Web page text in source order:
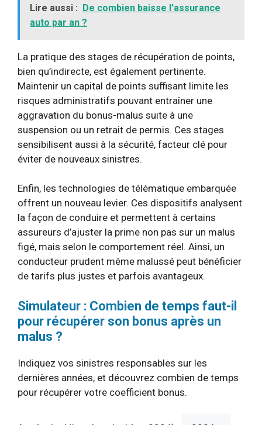
Lire aussi : De combien baisse l’assurance
auto par an ?
La pratique des stages de récupération de points,
bien qu’indirecte, est également pertinente.
Maintenir un capital de points suffisant limite les
risques administratifs pouvant entraîner une
aggravation du bonus-malus suite à une
suspension ou un retrait de permis. Ces stages
sensibilisent aussi à la sécurité, facteur clé pour
éviter de nouveaux sinistres.
Enfin, les technologies de télématique embarquée
offrent un nouveau levier. Ces dispositifs analysent
la façon de conduire et permettent à certains
assureurs d’ajuster la prime non pas sur un malus
figé, mais selon le comportement réel. Ainsi, un
conducteur prudent même malussé peut bénéficier
de tarifs plus justes et parfois avantageux.
Simulateur : Combien de temps faut-il
pour récupérer son bonus après un
malus ?
Indiquez vos sinistres responsables sur les
dernières années, et découvrez combien de temps
pour récupérer votre coefficient bonus.